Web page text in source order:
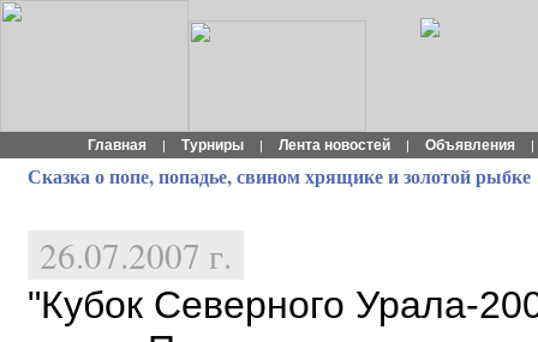
Главная | Турниры | Лента новостей | Объявления |
Сказка о попе, попадье, свином хрящике и золотой рыбке
26.07.2007 г.
"Кубок Северного Урала-